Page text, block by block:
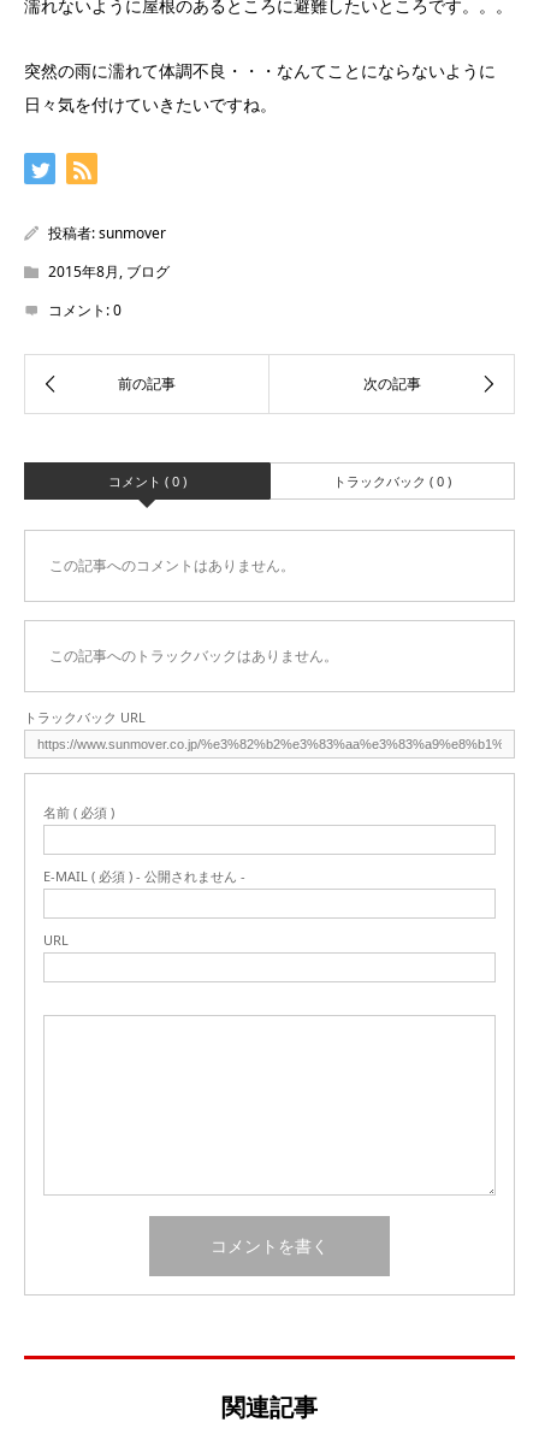
濡れないように屋根のあるところに避難したいところです。。。
突然の雨に濡れて体調不良・・・なんてことにならないように
日々気を付けていきたいですね。
投稿者:sunmover
2015年8月, ブログ
コメント:0
コメント ( 0 ) トラックバック ( 0 )
この記事へのコメントはありません。
この記事へのトラックバックはありません。
トラックバック URL
名前 ( 必須 )
E-MAIL ( 必須 ) - 公開されません -
URL
関連記事